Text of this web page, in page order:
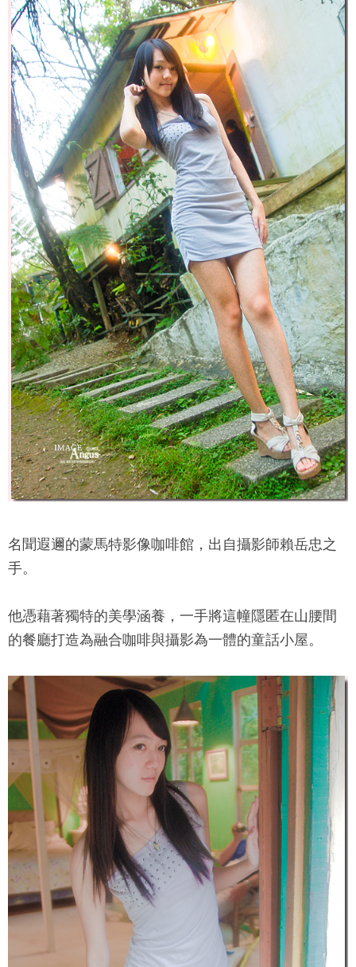
名聞遐邇的蒙馬特影像咖啡館 ，出自攝影師賴岳忠之
手。
他憑藉著獨特的美學涵養，一手將這幢隱匿在山腰間
的餐廳打造為融合咖啡與攝影為一體的童話小屋。